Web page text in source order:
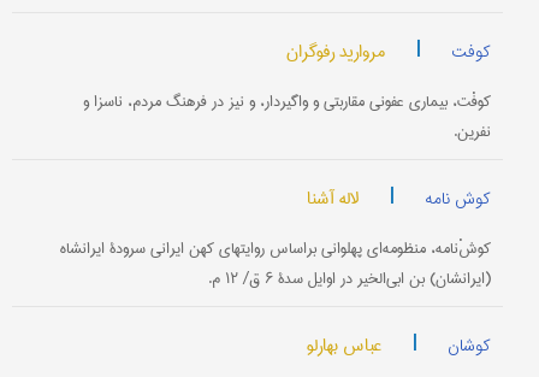
کوفت | مروارید رفوگران
کوفْت، بیماری‌ عفونی مقاربتی و واگیردار، و نیز در فرهنگ مردم، ناسزا و
نفرین.
کوش نامه | لاله آشنا
کوشْ‌نامه، منظومه‌ای پهلوانی براساس روایتهای کهن ایرانی سرودۀ ایرانشاه
(ایرانشان) بن ابی‌الخیر در اوایل سدۀ ۶ ق/ ۱۲ م.
کوشان | عباس بهارلو